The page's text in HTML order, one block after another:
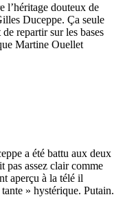
l’héritage douteux de
Duceppe. Ça seule
repartir sur les bases
Martine Ouellet
a été battu aux deux
pas assez clair comme
aperçu à la télé il
» hystérique. Putain.